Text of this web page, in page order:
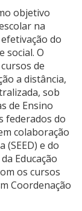
objetivo
na
do
social. O
de
a distância,
sob
de Ensino
federados do
colaboração
(SEED) e do
Educação
os cursos
Coordenação